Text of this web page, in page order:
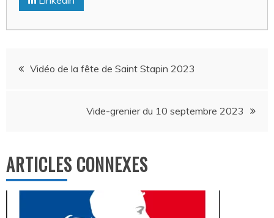
Navigation
Vidéo de la fête de Saint Stapin 2023
Vide-grenier du 10 septembre 2023
ARTICLES CONNEXES